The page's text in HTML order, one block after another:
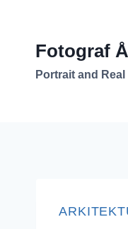
content
Fotograf
Portrait and